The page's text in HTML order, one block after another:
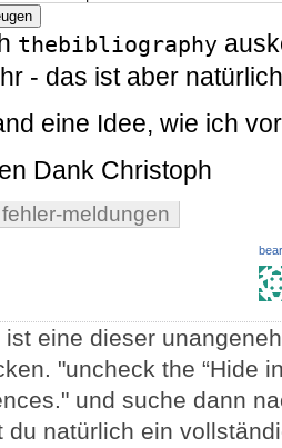
thebibliography
- das ist aber
eine Idee, wie ich
Dank Christoph
fehler-meldungen
ist eine dieser
"uncheck the “Hide
und suche dann
du natürlich ein